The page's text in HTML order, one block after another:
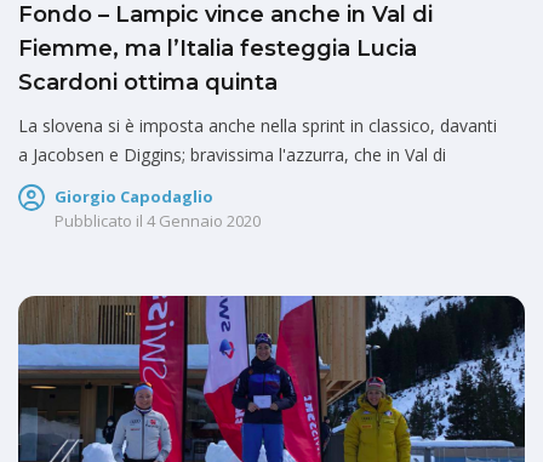
Fondo – Lampic vince anche in Val di
Fiemme, ma l’Italia festeggia Lucia
Scardoni ottima quinta
La slovena si è imposta anche nella sprint in classico, davanti
a Jacobsen e Diggins; bravissima l'azzurra, che in Val di
Giorgio Capodaglio
Pubblicato il 4 Gennaio 2020